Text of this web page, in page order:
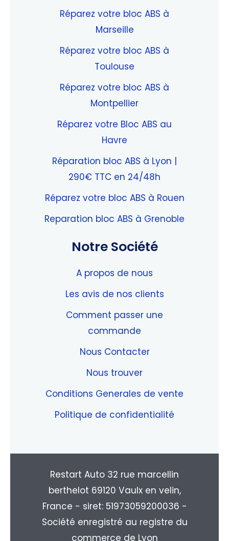
Réparez votre bloc ABS à
Marseille
Réparez votre bloc ABS à
Toulouse
Réparez votre bloc ABS à
Montpellier
Réparez votre Bloc ABS au
Havre
Réparation bloc ABS à Lyon |
290€ TTC en 24/48h
Réparez votre bloc ABS à Rouen
Reparation bloc ABS à Grenoble
Notre Société
A propos de nous
Les avis de nos clients
Comment passer une
commande
Nous Contacter
Nous trouver
Conditions Generales de vente
Politique de confidentialité
Restart Auto 32 rue marcellin
berthelot 69120 Vaulx en velin,
France - siret: 51973059200036 -
Société enregistré au registre du
commerce de Lyon